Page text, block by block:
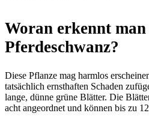
Woran erkennt man
Pferdeschwanz?
Diese Pflanze mag harmlos
tatsächlich ernsthaften Schaden
lange, dünne grüne Blätter. Die
acht angeordnet und können bis zu